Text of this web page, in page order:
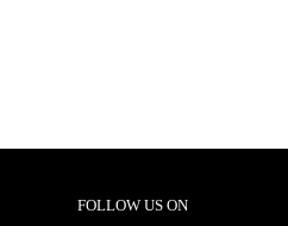
FOLLOW US ON